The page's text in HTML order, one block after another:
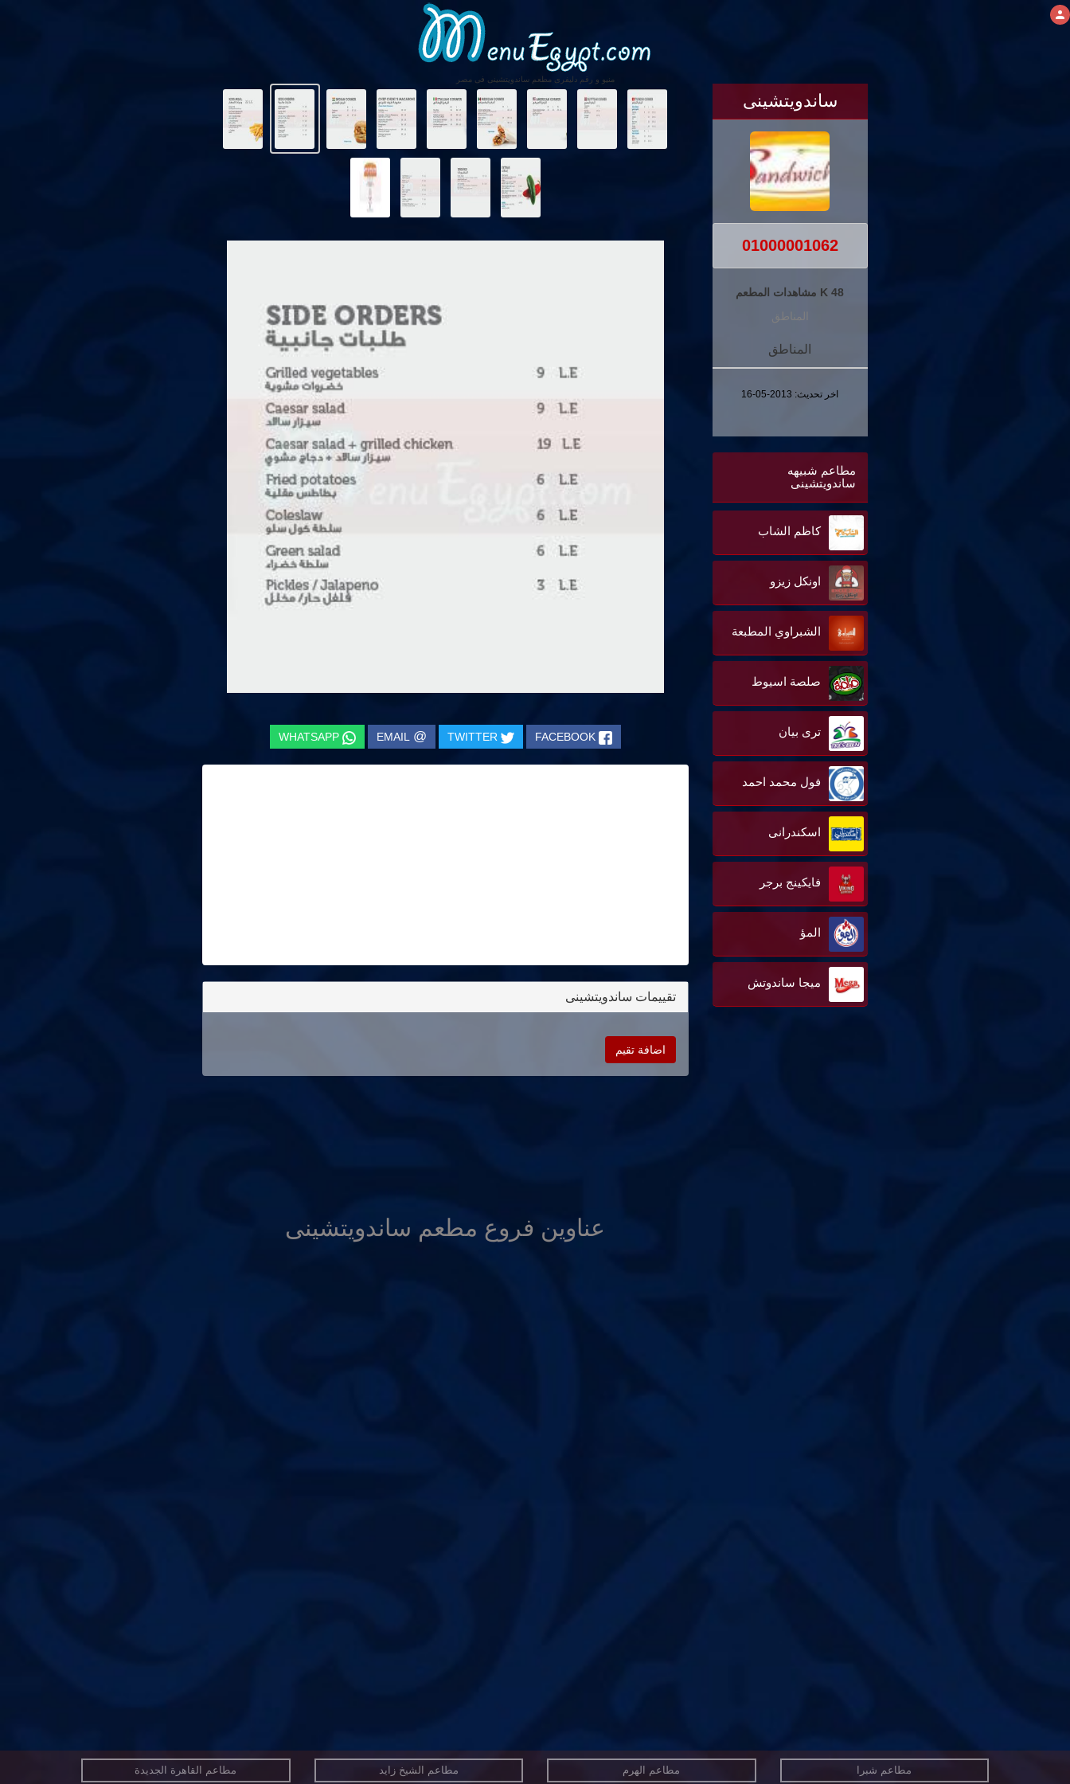
منيو و رقم دليفرى مطعم ساندويتشينى فى مصر
ساندويتشينى
01000001062
48 K مشاهدات المطعم
المناطق
المناطق
اخر تحديث: 2013-05-16
مطاعم شبيهه
ساندويتشينى
كاظم الشاب
اونكل زيزو
الشبراوي المطبعة
صلصة اسيوط
ترى بيان
فول محمد احمد
اسكندرانى
فايكينج برجر
المؤ
ميجا ساندوتش
FACEBOOK
TWITTER
@
EMAIL
WHATSAPP
تقييمات ساندويتشينى
اضافة تقيم
عناوين فروع مطعم ساندويتشينى
مطاعم شبرا مطاعم الهرم مطاعم الشيخ زايد مطاعم القاهرة الجديدة